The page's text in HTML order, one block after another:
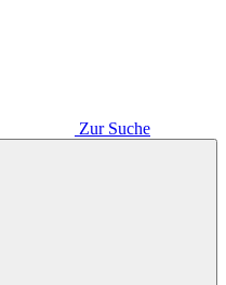
Zur Suche